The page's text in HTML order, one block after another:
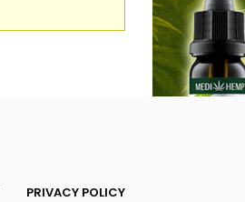
PRIVACY POLICY